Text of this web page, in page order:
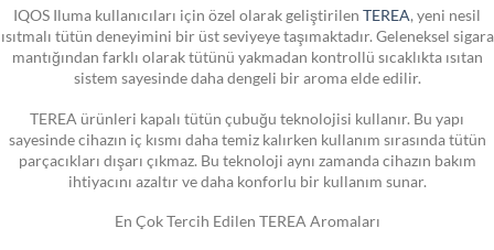
IQOS Iluma kullanıcıları için özel olarak geliştirilen TEREA, yeni nesil
ısıtmalı tütün deneyimini bir üst seviyeye taşımaktadır. Geleneksel sigara
mantığından farklı olarak tütünü yakmadan kontrollü sıcaklıkta ısıtan
sistem sayesinde daha dengeli bir aroma elde edilir.
TEREA ürünleri kapalı tütün çubuğu teknolojisi kullanır. Bu yapı
sayesinde cihazın iç kısmı daha temiz kalırken kullanım sırasında tütün
parçacıkları dışarı çıkmaz. Bu teknoloji aynı zamanda cihazın bakım
ihtiyacını azaltır ve daha konforlu bir kullanım sunar.
En Çok Tercih Edilen TEREA Aromaları